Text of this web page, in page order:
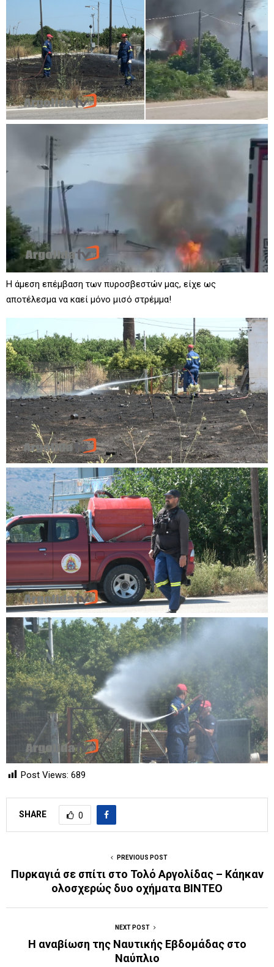
Η άμεση επέμβαση των πυροσβεστών μας, είχε ως
αποτέλεσμα να καεί μόνο μισό στρέμμα!
Post Views: 689
SHARE 0
PREVIOUS POST
Πυρκαγιά σε σπίτι στο Τολό Αργολίδας – Κάηκαν
ολοσχερώς δυο οχήματα ΒΙΝΤΕΟ
NEXT POST
Η αναβίωση της Ναυτικής Εβδομάδας στο
Ναύπλιο